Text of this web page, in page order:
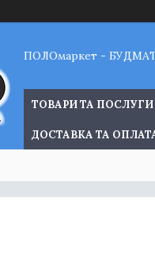
ПОЛОмаркет -
ТОВАРИ ТА ПОСЛУГИ
ДОСТАВКА ТА